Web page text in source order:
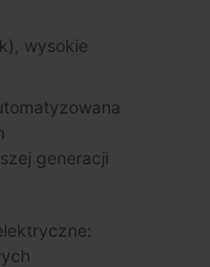
wysokie
generacji